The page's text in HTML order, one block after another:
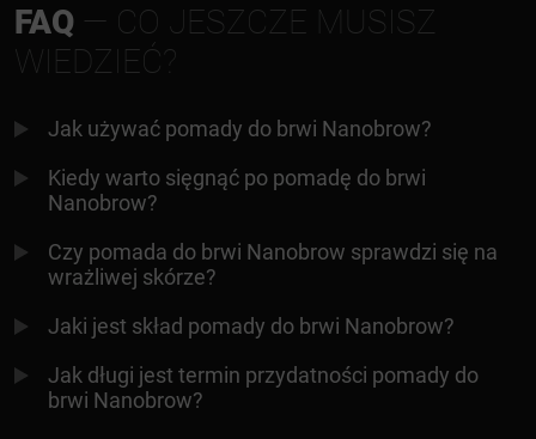
FAQ — CO JESZCZE MUSISZ
WIEDZIEĆ?
Jak używać pomady do brwi Nanobrow?
Kiedy warto sięgnąć po pomadę do brwi
Nanobrow?
Czy pomada do brwi Nanobrow sprawdzi się na
wrażliwej skórze?
Jaki jest skład pomady do brwi Nanobrow?
Jak długi jest termin przydatności pomady do
brwi Nanobrow?